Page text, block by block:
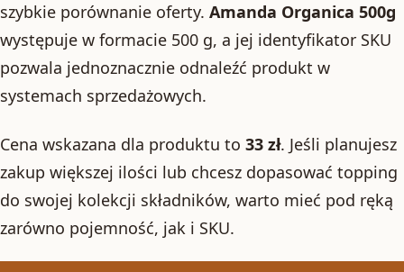
szybkie porównanie oferty. Amanda Organica 500g
występuje w formacie 500 g, a jej identyfikator SKU
pozwala jednoznacznie odnaleźć produkt w
systemach sprzedażowych.
Cena wskazana dla produktu to 33 zł. Jeśli planujesz
zakup większej ilości lub chcesz dopasować topping
do swojej kolekcji składników, warto mieć pod ręką
zarówno pojemność, jak i SKU.